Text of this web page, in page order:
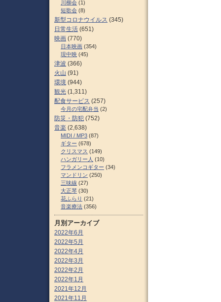
川柳会 (1)
短歌会 (8)
新型コロナウイルス (345)
日常生活 (651)
映画 (770)
日本映画 (354)
現中映 (45)
津波 (366)
火山 (91)
環境 (944)
観光 (1,311)
配食サービス (257)
今月の宅配弁当 (2)
防災・防犯 (752)
音楽 (2,638)
MIDI / MP3 (87)
ギター (678)
クリスマス (149)
ハンガリー人 (10)
フラメンコギター (34)
マンドリン (250)
三味線 (27)
大正琴 (30)
花ふらり (21)
音楽療法 (356)
月別アーカイブ
2022年6月
2022年5月
2022年4月
2022年3月
2022年2月
2022年1月
2021年12月
2021年11月